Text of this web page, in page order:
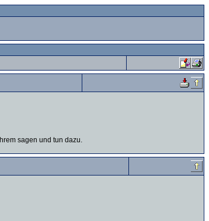
sagen und tun dazu.